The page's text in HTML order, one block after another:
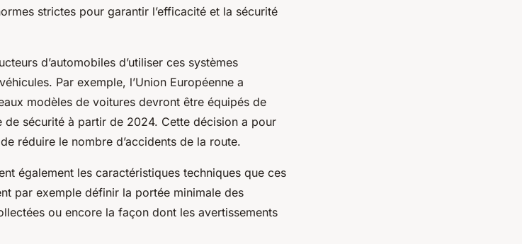
strictes pour garantir l’efficacité et la sécurité
d’automobiles d’utiliser ces systèmes
Par exemple, l’Union Européenne a
modèles de voitures devront être équipés de
de sécurité à partir de 2024. Cette décision a pour
réduire le nombre d’accidents de la route.
également les caractéristiques techniques que ces
par exemple définir la portée minimale des
ou encore la façon dont les avertissements